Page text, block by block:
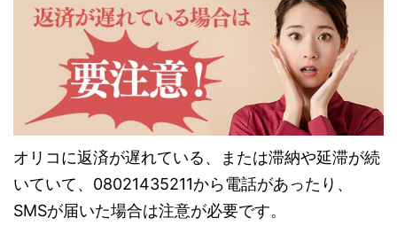
オリコに返済が遅れている、または滞納や延滞が続
いていて、08021435211から電話があったり、
SMSが届いた場合は注意が必要です。